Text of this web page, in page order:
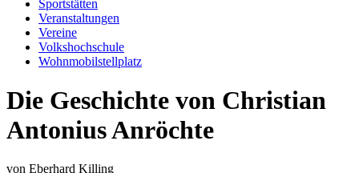
Sportstätten
Veranstaltungen
Vereine
Volkshochschule
Wohnmobilstellplatz
Die Geschichte von Christian
Antonius Anröchte
von Eberhard Killing